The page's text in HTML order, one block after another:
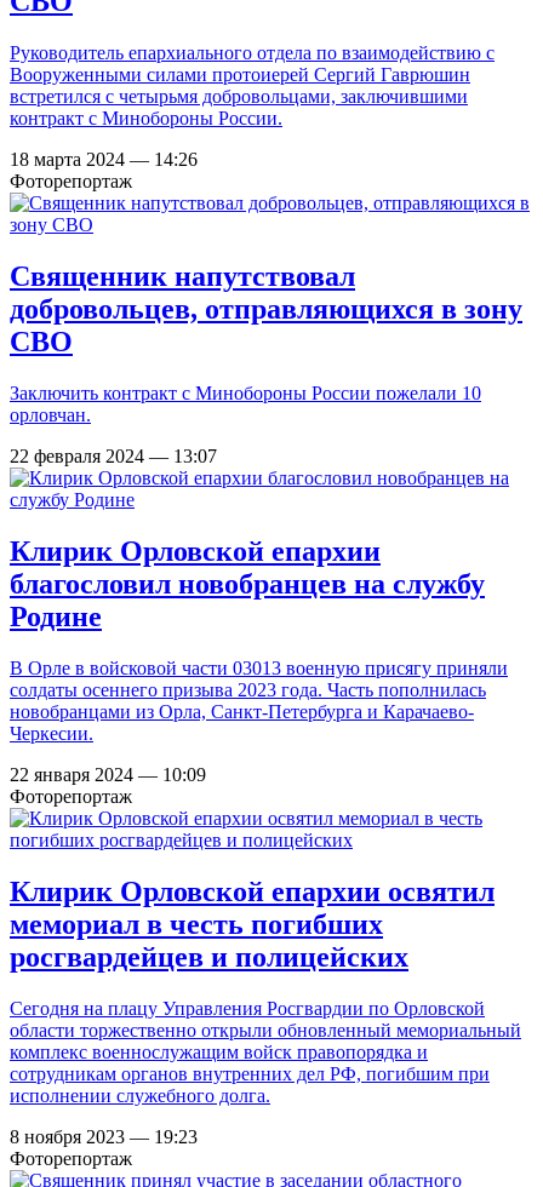
Руководитель епархиального отдела по взаимодействию с
Вооруженными силами протоиерей Сергий Гаврюшин
встретился с четырьмя добровольцами, заключившими
контракт с Минобороны России.
18 марта 2024 — 14:26
Фоторепортаж
Священник напутствовал
добровольцев, отправляющихся в зону
СВО
Заключить контракт с Минобороны России пожелали 10
орловчан.
22 февраля 2024 — 13:07
Клирик Орловской епархии
благословил новобранцев на службу
Родине
В Орле в войсковой части 03013 военную присягу приняли
солдаты осеннего призыва 2023 года. Часть пополнилась
новобранцами из Орла, Санкт-Петербурга и Карачаево-
Черкесии.
22 января 2024 — 10:09
Фоторепортаж
Клирик Орловской епархии освятил
мемориал в честь погибших
росгвардейцев и полицейских
Сегодня на плацу Управления Росгвардии по Орловской
области торжественно открыли обновленный мемориальный
комплекс военнослужащим войск правопорядка и
сотрудникам органов внутренних дел РФ, погибшим при
исполнении служебного долга.
8 ноября 2023 — 19:23
Фоторепортаж